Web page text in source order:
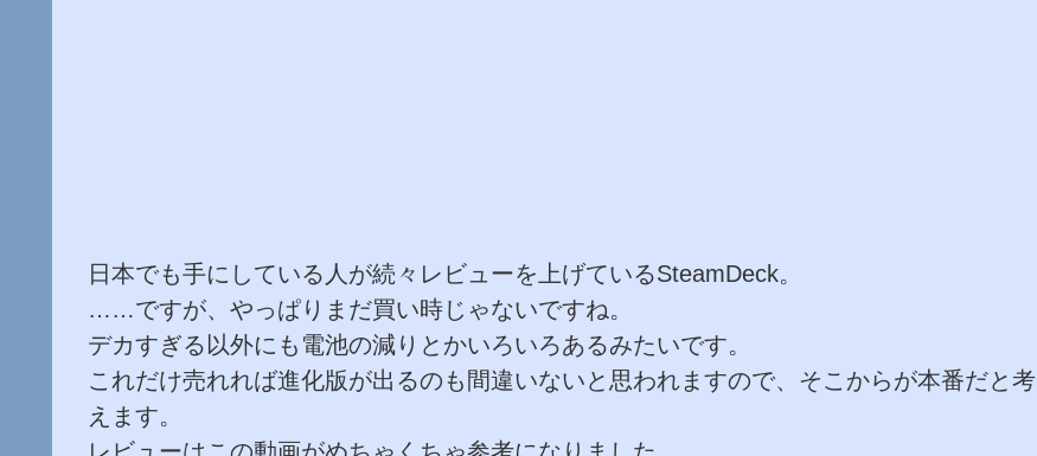
日本でも手にしている人が続々レビューを上げているSteamDeck。
……ですが、やっぱりまだ買い時じゃないですね。
デカすぎる以外にも電池の減りとかいろいろあるみたいです。
これだけ売れれば進化版が出るのも間違いないと思われますので、そこからが本番だと考
えます。
レビューはこの動画がめちゃくちゃ参考になりました。